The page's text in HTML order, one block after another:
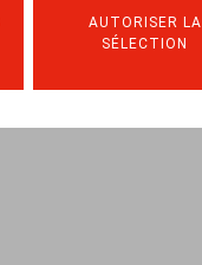
AUTORISER LA
SÉLECTION